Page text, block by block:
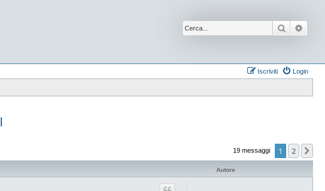
Cerca
Login
Iscriviti
19 messaggi 1 2
Autore